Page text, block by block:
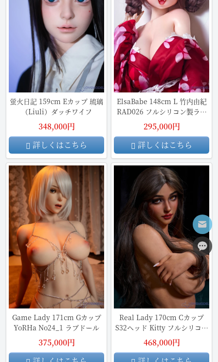
蛍火日記 159cm Eカップ 琉璃
（Liuli）ダッチワイフ
348,000円
詳しくはこちら
ElsaBabe 148cm L 竹内由紀
RAD026 フルシリコン製ラブ
ドール
295,000円
詳しくはこちら
Game Lady 171cm Gカップ
YoRHa No24_1 ラブドール
375,000円
Real Lady 170cm Cカップ
S32ヘッド Kitty フルシリコン
製ラブドール
468,000円